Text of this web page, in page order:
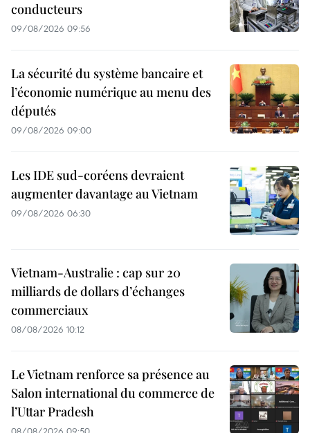
conducteurs
09/08/2026 09:56
La sécurité du système bancaire et
l’économie numérique au menu des
députés
09/08/2026 09:00
Les IDE sud-coréens devraient
augmenter davantage au Vietnam
09/08/2026 06:30
Vietnam-Australie : cap sur 20
milliards de dollars d’échanges
commerciaux
08/08/2026 10:12
Le Vietnam renforce sa présence au
Salon international du commerce de
l’Uttar Pradesh